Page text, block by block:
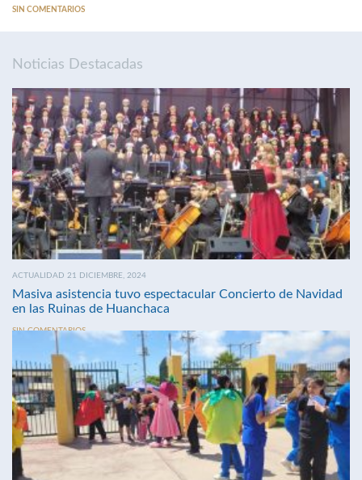
SIN COMENTARIOS
Noticias Destacadas
ACTUALIDAD 21 DICIEMBRE, 2024
Masiva asistencia tuvo espectacular Concierto de Navidad
en las Ruinas de Huanchaca
SIN COMENTARIOS